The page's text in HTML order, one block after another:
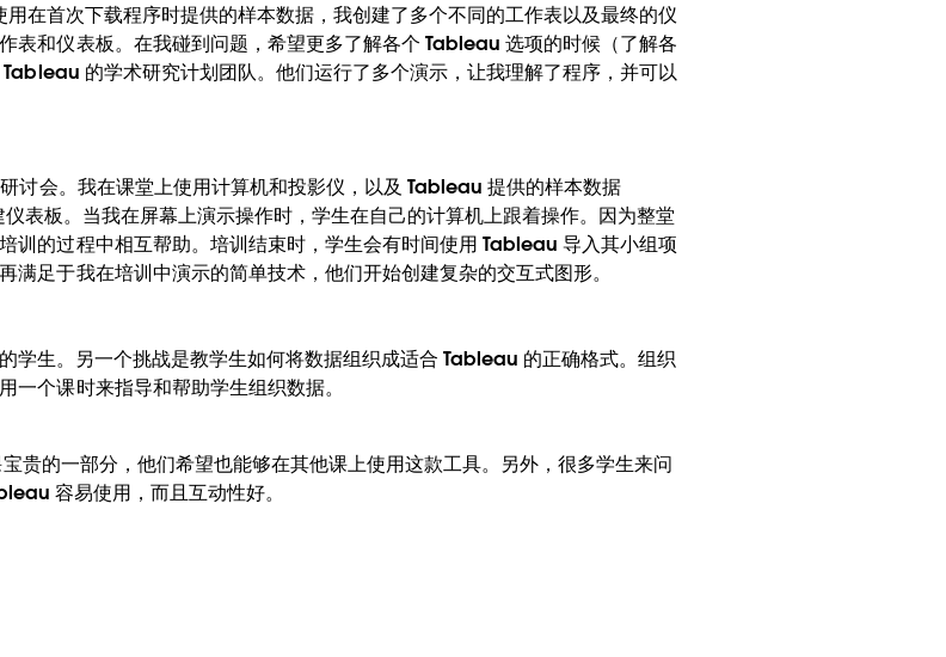
在首次下载程序时提供的样本数据，我创建了多个不同的工作表以及最终的仪
表和仪表板。在我碰到问题，希望更多了解各个 Tableau 选项的时候（了解各
的学术研究计划团队。他们运行了多个演示，让我理解了程序，并可以
讨会。我在课堂上使用计算机和投影仪，以及 Tableau 提供的样本数据
表板。当我在屏幕上演示操作时，学生在自己的计算机上跟着操作。因为整堂
训的过程中相互帮助。培训结束时，学生会有时间使用 Tableau 导入其小组项
满足于我在培训中演示的简单技术，他们开始创建复杂的交互式图形。
生。另一个挑战是教学生如何将数据组织成适合 Tableau 的正确格式。组织
个课时来指导和帮助学生组织数据。
贵的一部分，他们希望也能够在其他课上使用这款工具。另外，很多学生来问
容易使用，而且互动性好。